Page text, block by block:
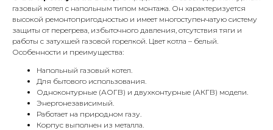
газовый котел с напольным типом монтажа. Он характеризуется
высокой ремонтопригодностью и имеет многоступенчатую систему
защиты от перегрева, избыточного давления, отсутствия тяги и
работы с затухшей газовой горелкой. Цвет котла – белый.
Особенности и преимущества:
Напольный газовый котел.
Для бытового использования.
Одноконтурные (АОГВ) и двухконтурные (АКГВ) модели.
Энергонезависимый.
Работает на природном газу.
Корпус выполнен из металла.